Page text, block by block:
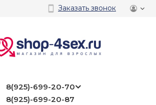
Заказать звонок
8(925)-699-20-70
8(925)-699-20-87